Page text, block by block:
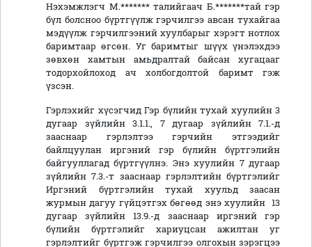
Нэхэмжлэгч М.******* талийгаач Б.*******тай гэр
бүл болсноо бүртгүүлж гэрчилгээ авсан тухайгаа
мэдүүлж гэрчилгээний хуулбарыг хэрэгт нотлох
баримтаар өгсөн. Уг баримтыг шүүх үнэлэхдээ
зөвхөн хамтын амьдралтай байсан хугацааг
тодорхойлоход ач холбогдолтой баримт гэж
үзсэн.
Гэрлэхийг хүсэгчид Гэр бүлийн тухай хуулийн 3
дугаар зүйлийн 3.1.1., 7 дугаар зүйлийн 7.1.-д
зааснаар гэрлэлтээ гэрчийн этгээдийг
байлцуулан иргэний гэр бүлийн бүртгэлийн
байгууллагад бүртгүүлнэ. Энэ хуулийн 7 дугаар
зүйлийн 7.3.-т зааснаар гэрлэлтийн бүртгэлийг
Иргэний бүртгэлийн тухай хуульд заасан
журмын дагуу гүйцэтгэх бөгөөд энэ хуулийн 13
дугаар зүйлийн 13.9.-д зааснаар иргэний гэр
бүлийн бүртгэлийг хариуцсан ажилтан уг
гэрлэлтийг бүртгэж гэрчилгээ олгохын зэрэгцээ